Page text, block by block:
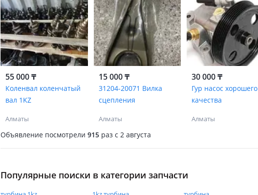
55 000 ₸
Коленвал коленчатый
вал 1KZ
Алматы
15 000 ₸
31204-20071 Вилка
сцепления
Алматы
30 000 ₸
Гур насос хорошего
качества
Алматы
Объявление посмотрели 915 раз c 2 августа
Популярные поиски в категории запчасти